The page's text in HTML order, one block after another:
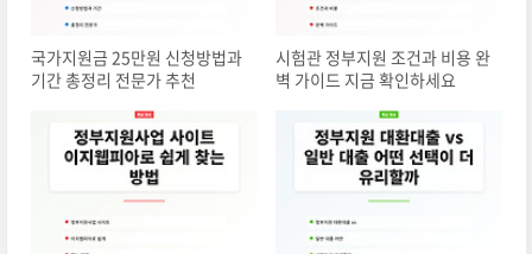
국가지원금 25만원 신청방법과
기간 총정리 전문가 추천
시험관 정부지원 조건과 비용 완
벽 가이드 지금 확인하세요